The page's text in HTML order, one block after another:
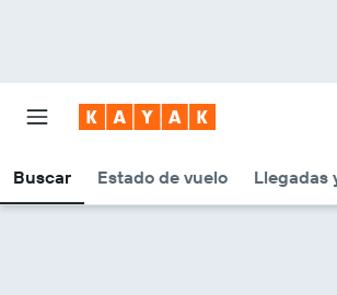
Buscar Estado de vuelo Llegadas